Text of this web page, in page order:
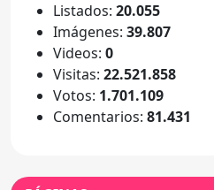
Listados: 20.055
Imágenes: 39.807
Videos: 0
Visitas: 22.521.858
Votos: 1.701.109
Comentarios: 81.431